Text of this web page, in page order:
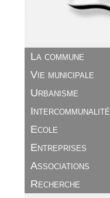
La commune
Vie municipale
Urbanisme
Intercommunalité
Ecole
Entreprises
Associations
Recherche